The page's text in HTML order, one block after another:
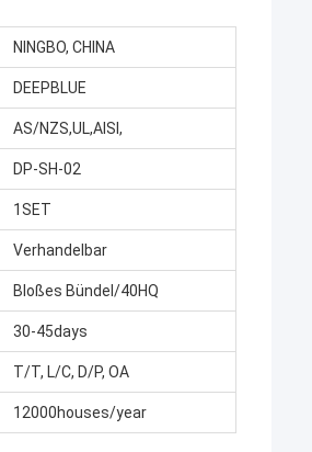
NINGBO, CHINA
DEEPBLUE
AS/NZS,UL,AISI,
DP-SH-02
1SET
Verhandelbar
Bloßes Bündel/40HQ
30-45days
T/T, L/C, D/P, OA
12000houses/year